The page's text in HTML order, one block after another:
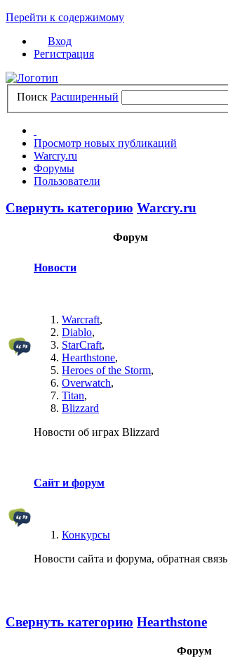
Перейти к содержимому
Вход
Регистрация
Поиск Расширенный
Просмотр новых публикаций
Warcry.ru
Форумы
Пользователи
Свернуть категорию Warcry.ru
Форум
Новости
Warcraft,
Diablo,
StarCraft,
Hearthstone,
Heroes of the Storm,
Overwatch,
Titan,
Blizzard
Новости об играх Blizzard
Сайт и форум
Конкурсы
Новости сайта и форума, обратная связь
Свернуть категорию Hearthstone
Форум